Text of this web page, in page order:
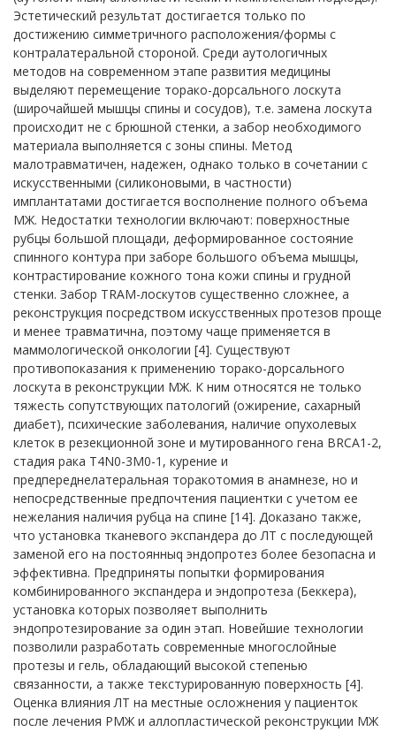
Эстетический результат достигается только по
достижению симметричного расположения/формы с
контралатеральной стороной. Среди аутологичных
методов на современном этапе развития медицины
выделяют перемещение торако-дорсального лоскута
(широчайшей мышцы спины и сосудов), т.е. замена лоскута
происходит не с брюшной стенки, а забор необходимого
материала выполняется с зоны спины. Метод
малотравматичен, надежен, однако только в сочетании с
искусственными (силиконовыми, в частности)
имплантатами достигается восполнение полного объема
МЖ. Недостатки технологии включают: поверхностные
рубцы большой площади, деформированное состояние
спинного контура при заборе большого объема мышцы,
контрастирование кожного тона кожи спины и грудной
стенки. Забор TRAM-лоскутов существенно сложнее, а
реконструкция посредством искусственных протезов проще
и менее травматична, поэтому чаще применяется в
маммологической онкологии [4]. Существуют
противопоказания к применению торако-дорсального
лоскута в реконструкции МЖ. К ним относятся не только
тяжесть сопутствующих патологий (ожирение, сахарный
диабет), психические заболевания, наличие опухолевых
клеток в резекционной зоне и мутированного гена BRCA1-2,
стадия рака T4N0-3M0-1, курение и
предпереднелатеральная торакотомия в анамнезе, но и
непосредственные предпочтения пациентки с учетом ее
нежелания наличия рубца на спине [14]. Доказано также,
что установка тканевого экспандера до ЛТ с последующей
заменой его на постоянныq эндопротез более безопасна и
эффективна. Предприняты попытки формирования
комбинированного экспандера и эндопротеза (Беккера),
установка которых позволяет выполнить
эндопротезирование за один этап. Новейшие технологии
позволили разработать современные многослойные
протезы и гель, обладающий высокой степенью
связанности, а также текстурированную поверхность [4].
Оценка влияния ЛТ на местные осложнения у пациенток
после лечения РМЖ и аллопластической реконструкции МЖ